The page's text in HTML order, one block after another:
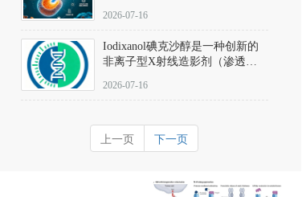
抗剂，被广泛视为研究PPARδ核
受体生理功能、信号通路验证及
靶点药理机制的金标准化学探
针。
2026-07-16
Iodixanol碘克沙醇是一种创新的
非离子型X射线造影剂（渗透压
在血管内给药时与血浆等渗的临
号为92339-11-2
2026-07-16
上一页 下一页